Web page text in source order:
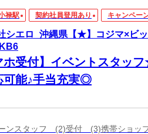
禄駅 契約社員登用あり キャンペー
シエロ_沖縄県【★】コジマ×ビ
ホ受付】イベントスタッ
可能♪手当充実◎
ンスタッフ (2)受付 (3)携帯ショッ